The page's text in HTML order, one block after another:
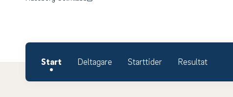
Start Deltagare Starttider Resultat